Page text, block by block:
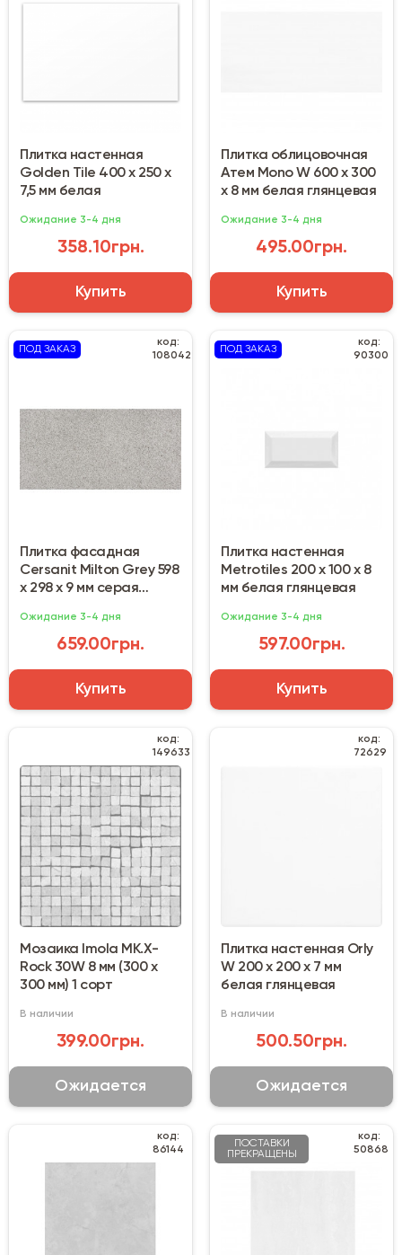
Плитка настенная
Golden Tile 400 х 250 х
7,5 мм белая
Ожидание 3-4 дня
358.10грн.
Купить
Плитка облицовочная
Атем Mono W 600 x 300
х 8 мм белая глянцевая
Ожидание 3-4 дня
495.00грн.
Купить
ПОД ЗАКАЗ
код:
108042
Плитка фасадная
Cersanit Milton Grey 598
х 298 х 9 мм серая
Ожидание 3-4 дня
659.00грн.
Купить
ПОД ЗАКАЗ
код:
90300
Плитка настенная
Metrotiles 200 х 100 х 8
мм белая глянцевая
Ожидание 3-4 дня
597.00грн.
Купить
код:
149633
Мозаика Imola MK.X-
Rock 30W 8 мм (300 х
300 мм) 1 сорт
В наличии
399.00грн.
Ожидается
код:
72629
Плитка настенная Orly
W 200 х 200 х 7 мм
белая глянцевая
В наличии
500.50грн.
Ожидается
код:
86144
ПОСТАВКИ
ПРЕКРАЩЕНЫ
код:
50868